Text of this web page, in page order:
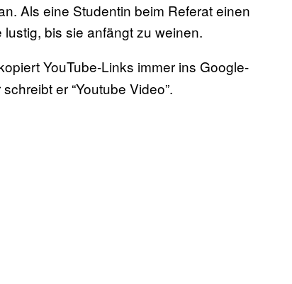
Als eine Studentin beim Referat einen
bis sie anfängt zu weinen.
YouTube-Links immer ins Google-
er “Youtube Video”.